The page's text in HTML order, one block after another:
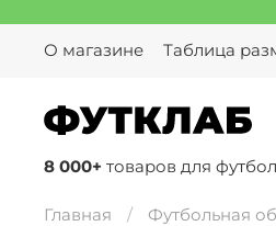
О магазине
Таблица
8 000+ товаров для
Главная Футбольная